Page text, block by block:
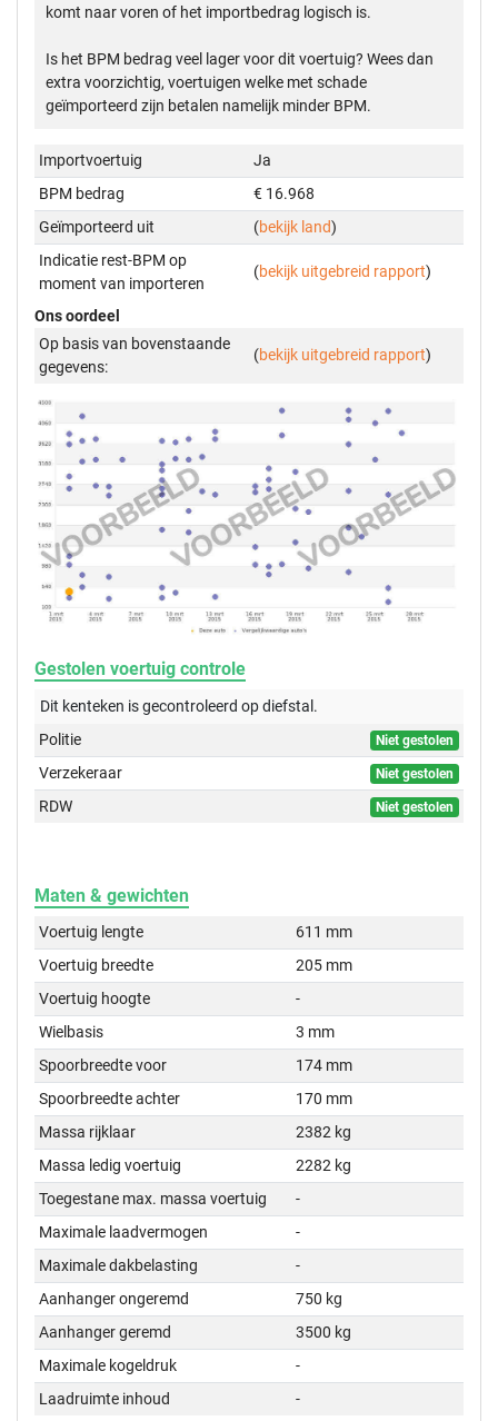
komt naar voren of het importbedrag logisch is.
Is het BPM bedrag veel lager voor dit voertuig? Wees dan
extra voorzichtig, voertuigen welke met schade
geïmporteerd zijn betalen namelijk minder BPM.
Importvoertuig
Ja
BPM bedrag
€ 16.968
Geïmporteerd uit
(bekijk land)
Indicatie rest-BPM op
moment van importeren
(bekijk uitgebreid rapport)
Ons oordeel
Op basis van bovenstaande
gegevens:
(bekijk uitgebreid rapport)
Gestolen voertuig controle
Dit kenteken is gecontroleerd opdiefstal.
Politie
Niet gestolen
Verzekeraar Niet gestolen
RDW Niet gestolen
Maten & gewichten
Voertuig lengte
611 mm
Voertuig breedte
205 mm
Voertuig hoogte
-
Wielbasis
3 mm
Spoorbreedte voor
174 mm
Spoorbreedte achter
170 mm
Massa rijklaar
2382 kg
Massa ledig voertuig
2282 kg
Toegestane max. massa voertuig
-
Maximale laadvermogen
-
Maximale dakbelasting
-
Aanhanger ongeremd
750 kg
Aanhanger geremd
3500 kg
Maximale kogeldruk
-
Laadruimte inhoud
-